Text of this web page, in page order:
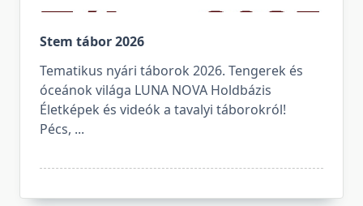
Stem tábor 2026
Tematikus nyári táborok 2026. Tengerek és
óceánok világa LUNA NOVA Holdbázis
Életképek és videók a tavalyi táborokról!
Pécs, ...